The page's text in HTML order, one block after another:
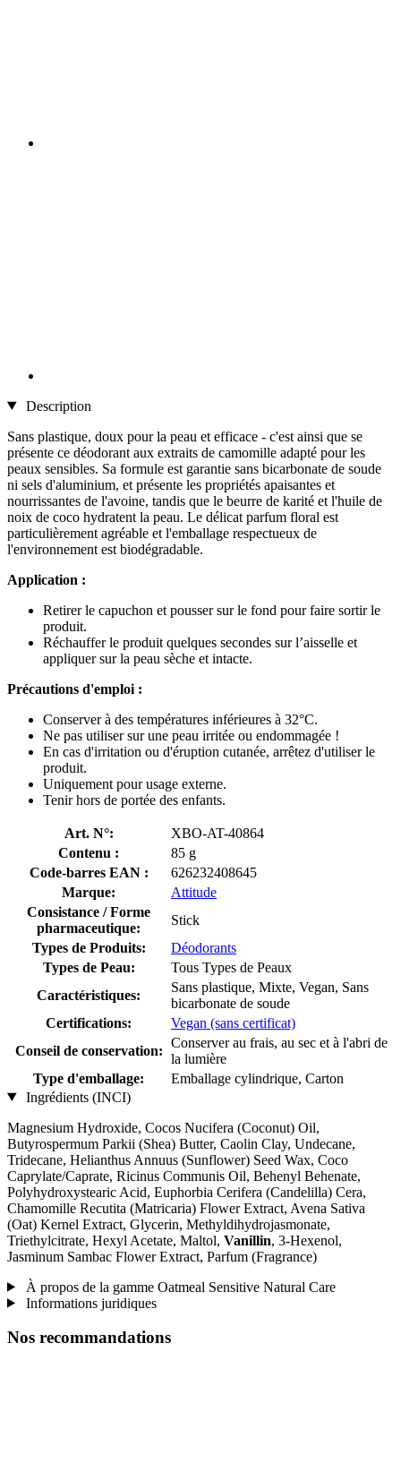
Description
Sans plastique, doux pour la peau et efficace - c'est ainsi que se
présente ce déodorant aux extraits de camomille adapté pour les
peaux sensibles. Sa formule est garantie sans bicarbonate de soude
ni sels d'aluminium, et présente les propriétés apaisantes et
nourrissantes de l'avoine, tandis que le beurre de karité et l'huile de
noix de coco hydratent la peau. Le délicat parfum floral est
particulièrement agréable et l'emballage respectueux de
l'environnement est biodégradable.
Application :
Retirer le capuchon et pousser sur le fond pour faire sortir le
produit.
Réchauffer le produit quelques secondes sur l’aisselle et
appliquer sur la peau sèche et intacte.
Précautions d'emploi :
Conserver à des températures inférieures à 32°C.
Ne pas utiliser sur une peau irritée ou endommagée !
En cas d'irritation ou d'éruption cutanée, arrêtez d'utiliser le
produit.
Uniquement pour usage externe.
Tenir hors de portée des enfants.
Art. N°:
XBO-AT-40864
Contenu :
85 g
Code-barres EAN :
626232408645
Marque:
Attitude
Consistance / Forme
pharmaceutique:
Stick
Types de Produits:
Déodorants
Types de Peau:
Tous Types de Peaux
Caractéristiques:
Sans plastique, Mixte, Vegan, Sans
bicarbonate de soude
Certifications:
Vegan (sans certificat)
Conseil de conservation:
Conserver au frais, au sec et à l'abri de
la lumière
Type d'emballage:
Emballage cylindrique, Carton
Ingrédients (INCI)
Magnesium Hydroxide, Cocos Nucifera (Coconut) Oil,
Butyrospermum Parkii (Shea) Butter, Caolin Clay, Undecane,
Tridecane, Helianthus Annuus (Sunflower) Seed Wax, Coco
Caprylate/Caprate, Ricinus Communis Oil, Behenyl Behenate,
Polyhydroxystearic Acid, Euphorbia Cerifera (Candelilla) Cera,
Chamomille Recutita (Matricaria) Flower Extract, Avena Sativa
(Oat) Kernel Extract, Glycerin, Methyldihydrojasmonate,
Triethylcitrate, Hexyl Acetate, Maltol, Vanillin, 3-Hexenol,
Jasminum Sambac Flower Extract, Parfum (Fragrance)
À propos de la gamme Oatmeal Sensitive Natural Care
Informations juridiques
Nos recommandations